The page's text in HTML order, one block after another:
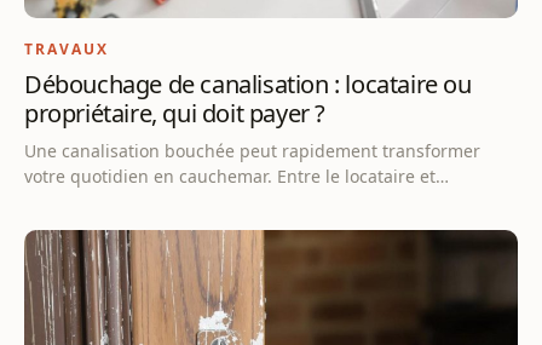
TRAVAUX
Débouchage de canalisation : locataire ou
propriétaire, qui doit payer ?
Une canalisation bouchée peut rapidement transformer
votre quotidien en cauchemar. Entre le locataire et…